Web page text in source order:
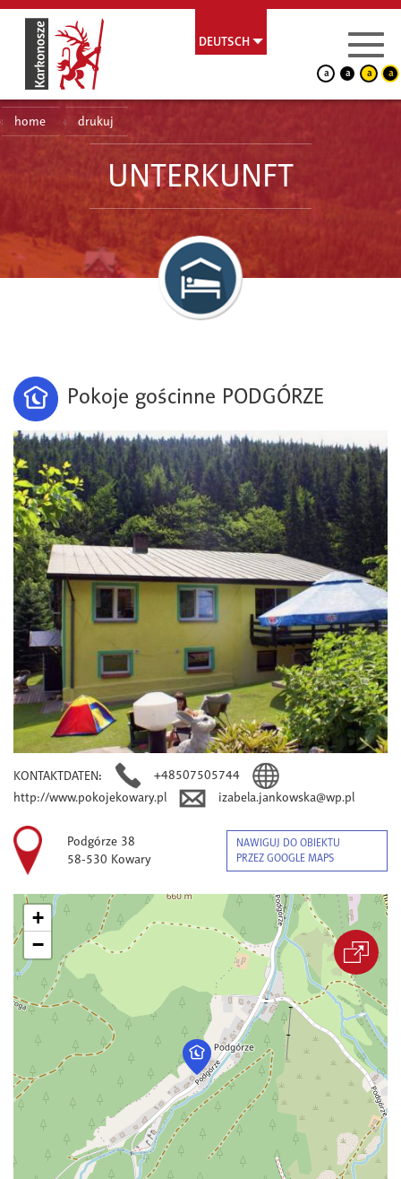
DEUTSCH
a a a a
home drukuj
UNTERKUNFT
Pokoje gościnne PODGÓRZE
KONTAKTDATEN:
+48507505744
http://www.pokojekowary.pl
izabela.jankowska@wp.pl
Podgórze 38
58-530 Kowary
NAWIGUJ DO OBIEKTU
PRZEZ GOOGLE MAPS
+
−